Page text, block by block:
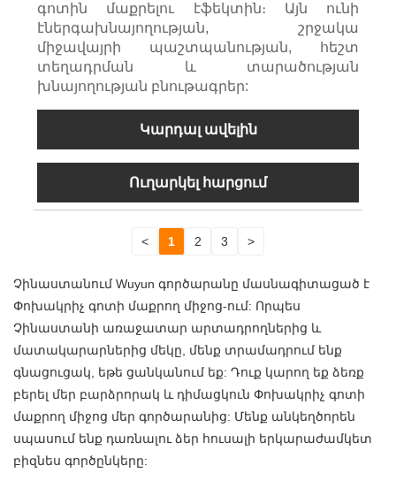
գոտին մաքրելու էֆեկտին։ Այն ունի
էներգախնայողության, շրջակա
միջավայրի պաշտպանության, հեշտ
տեղադրման և տարածության
խնայողության բնութագրեր:
Կարդալ ավելին
Ուղարկել հարցում
< 1 2 3 >
Չինաստանում Wuyun գործարանը մասնագիտացած է
Փոխակրիչ գոտի մաքրող միջոց-ում: Որպես
Չինաստանի առաջատար արտադրողներից և
մատակարարներից մեկը, մենք տրամադրում ենք
գնացուցակ, եթե ցանկանում եք: Դուք կարող եք ձեռք
բերել մեր բարձրորակ և դիմացկուն Փոխակրիչ գոտի
մաքրող միջոց մեր գործարանից: Մենք անկեղծորեն
սպասում ենք դառնալու ձեր հուսալի երկարաժամկետ
բիզնես գործընկերը: